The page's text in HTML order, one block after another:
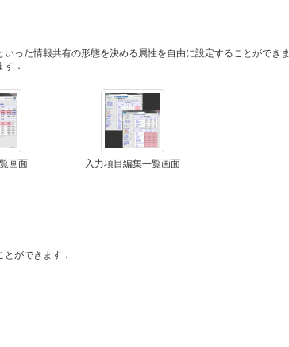
った情報共有の形態を決める属性を自由に設定することができま
．
画面 入力項目編集一覧画面
ができます．